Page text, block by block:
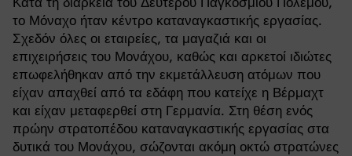
το Μόναχο ήταν κέντρο καταναγκαστικής εργασίας.
Σχεδόν όλες οι εταιρείες, τα μαγαζιά και οι
επιχειρήσεις του Μονάχου, καθώς και αρκετοί ιδιώτες
επωφελήθηκαν από την εκμετάλλευση ατόμων που
είχαν απαχθεί από τα εδάφη που κατείχε η Βέρμαχτ
και είχαν μεταφερθεί στη Γερμανία. Στη θέση ενός
πρώην στρατοπέδου καταναγκαστικής εργασίας στα
δυτικά του Μονάχου, σώζονται ακόμη οκτώ στρατώνες